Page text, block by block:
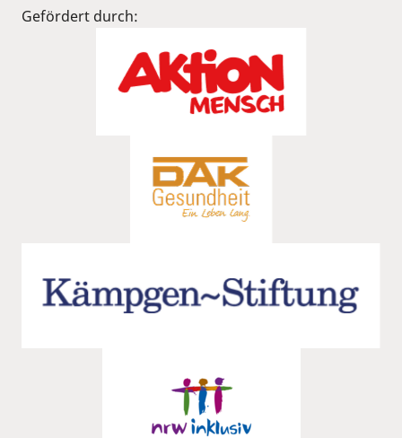
Gefördert durch: